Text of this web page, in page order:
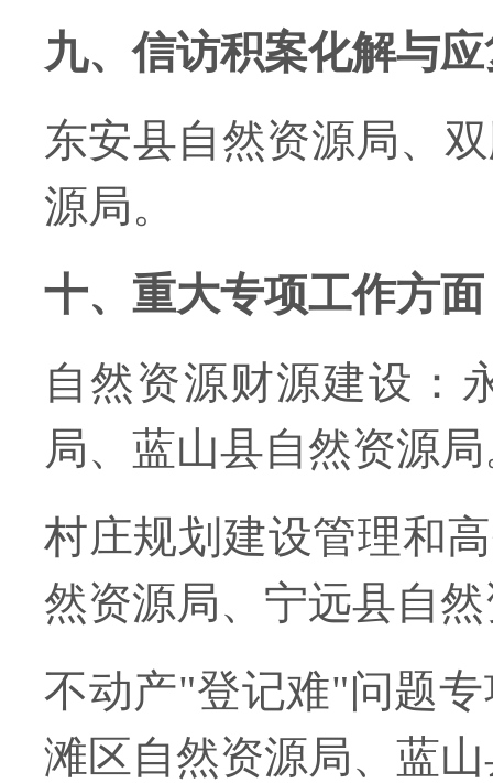
九、信访积案化解与
东安县自然资源局、
源局。
十、重大专项工作方面
自然资源财源建设：
局、蓝山县自然资源
村庄规划建设管理和
然资源局、宁远县自
不动产"登记难"问题
滩区自然资源局、蓝